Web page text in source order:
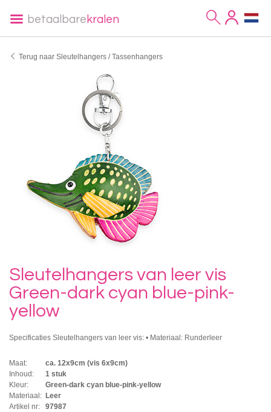
betaalbare kralen
Terug naar Sleutelhangers / Tassenhangers
Sleutelhangers van leer vis
Green-dark cyan blue-pink-
yellow
Specificaties Sleutelhangers van leer vis: • Materiaal: Runderleer
Maat:
ca. 12x9cm (vis 6x9cm)
Inhoud:
1 stuk
Kleur:
Green-dark cyan blue-pink-yellow
Materiaal: Leer
Artikel nr:
97987